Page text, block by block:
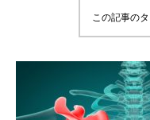
この記事の